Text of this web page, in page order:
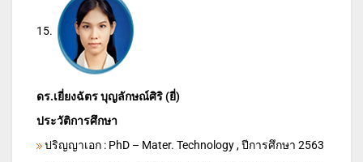
15.
ดร.เยี่ยงฉัตร บุญลักษณ์ศิริ (ยี่)
ประวัติการศึกษา
ปริญญาเอก : PhD – Mater. Technology , ปีการศึกษา 2563